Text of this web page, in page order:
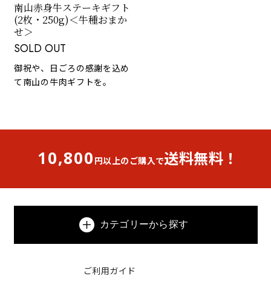
南山赤身牛ステーキギフト
(2枚・250g)＜牛種おまか
せ＞
SOLD OUT
御祝や、日ごろの感謝を込め
て南山の牛肉ギフトを。
10,800 円以上のご購入で送料無料！
カテゴリーから探す
ご利用ガイド